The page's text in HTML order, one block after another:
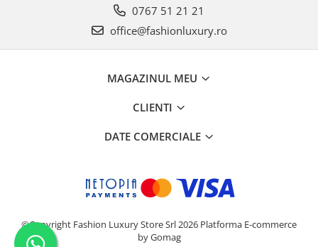
0767 51 21 21
office@fashionluxury.ro
MAGAZINUL MEU
CLIENTI
DATE COMERCIALE
©Copyright Fashion Luxury Store Srl 2026 Platforma E-commerce
by Gomag